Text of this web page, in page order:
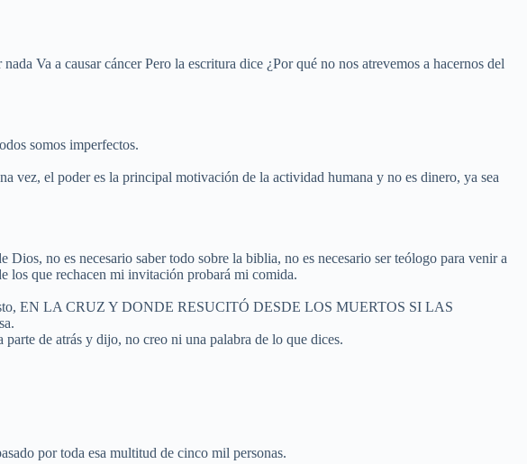
Va a causar cáncer Pero la escritura dice ¿Por qué no nos atrevemos a hacernos del
somos imperfectos.
vez, el poder es la principal motivación de la actividad humana y no es dinero, ya sea
no es necesario saber todo sobre la biblia, no es necesario ser teólogo para venir a
los que rechacen mi invitación probará mi comida.
EN LA CRUZ Y DONDE RESUCITÓ DESDE LOS MUERTOS SI LAS
de atrás y dijo, no creo ni una palabra de lo que dices.
por toda esa multitud de cinco mil personas.